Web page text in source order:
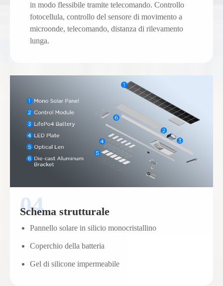
in modo flessibile tramite telecomando. Controllo
fotocellula, controllo del sensore di movimento a
microonde, telecomando, distanza di rilevamento
lunga.
Schema strutturale
Pannello solare in silicio monocristallino
Coperchio della batteria
Gel di silicone impermeabile